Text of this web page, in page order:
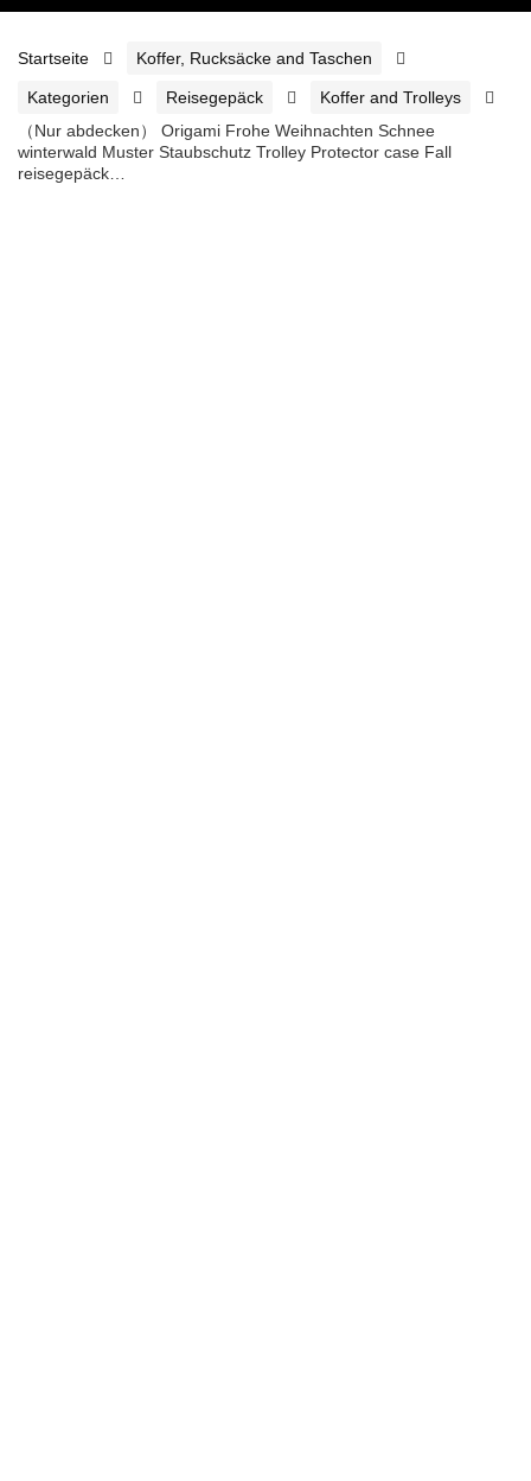
Startseite Koffer, Rucksäcke and Taschen
Kategorien Reisegepäck
Koffer and Trolleys
（Nur abdecken） Origami Frohe Weihnachten Schnee
winterwald Muster Staubschutz Trolley Protector case Fall
reisegepäck…